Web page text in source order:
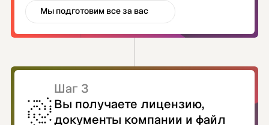
Мы подготовим все за вас
Вам нужна только e-подпись
Шаг 3
Вы получаете лицензию,
документы компании и файл